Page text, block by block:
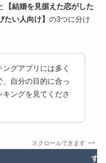
【結婚を見据えた恋がした
たい人向け】 の3つに分け
グアプリには多く
自分の目的に合っ
ングを見てくださ
スクロールできます
す